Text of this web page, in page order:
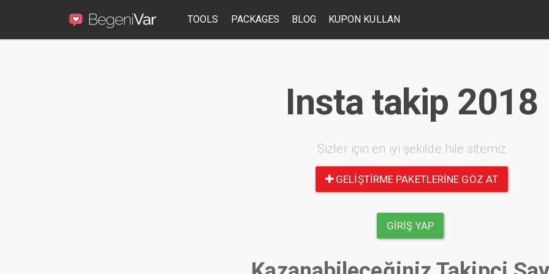
TOOLS PACKAGES BLOG KUPON KULLAN
Insta takip 2018
Sizler için en iyi şekilde hile sitemiz
GELIŞTIRME PAKETLERINE GÖZ AT
GIRIŞ YAP